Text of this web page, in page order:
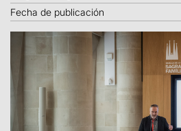
Fecha de publicación